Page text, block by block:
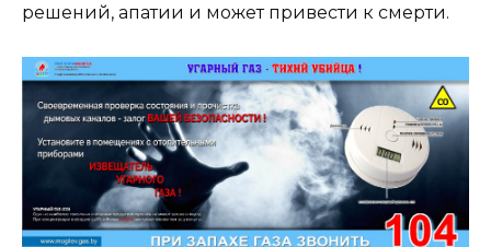
решений, апатии и может привести к смерти.